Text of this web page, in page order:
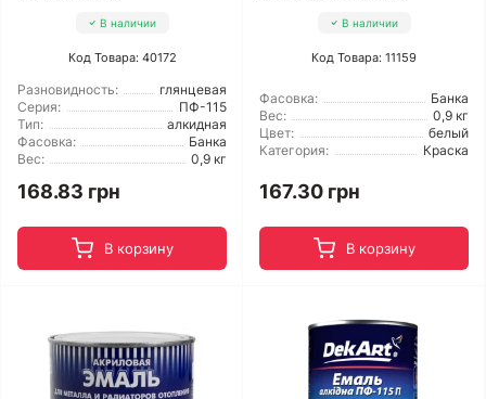
В наличии
Код Товара: 40172
Разновидность:
глянцевая
Серия:
ПФ-115
Тип:
алкидная
Фасовка:
Банка
Вес:
0,9 кг
168.83 грн
В корзину
В наличии
Код Товара: 11159
Фасовка:
Банка
Вес:
0,9 кг
Цвет:
белый
Категория:
Краска
167.30 грн
В корзину